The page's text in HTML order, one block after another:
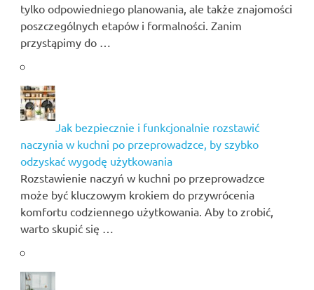
tylko odpowiedniego planowania, ale także znajomości
poszczególnych etapów i formalności. Zanim
przystąpimy do …
Jak bezpiecznie i funkcjonalnie rozstawić
naczynia w kuchni po przeprowadzce, by szybko
odzyskać wygodę użytkowania
Rozstawienie naczyń w kuchni po przeprowadzce
może być kluczowym krokiem do przywrócenia
komfortu codziennego użytkowania. Aby to zrobić,
warto skupić się …